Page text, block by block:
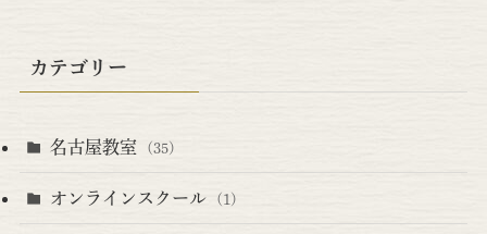
カテゴリー
名古屋教室 (35)
オンラインスクール (1)